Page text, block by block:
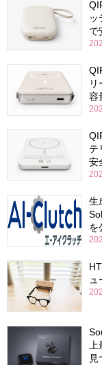
ッ
で
容
テ
安
生
を
ュ
上